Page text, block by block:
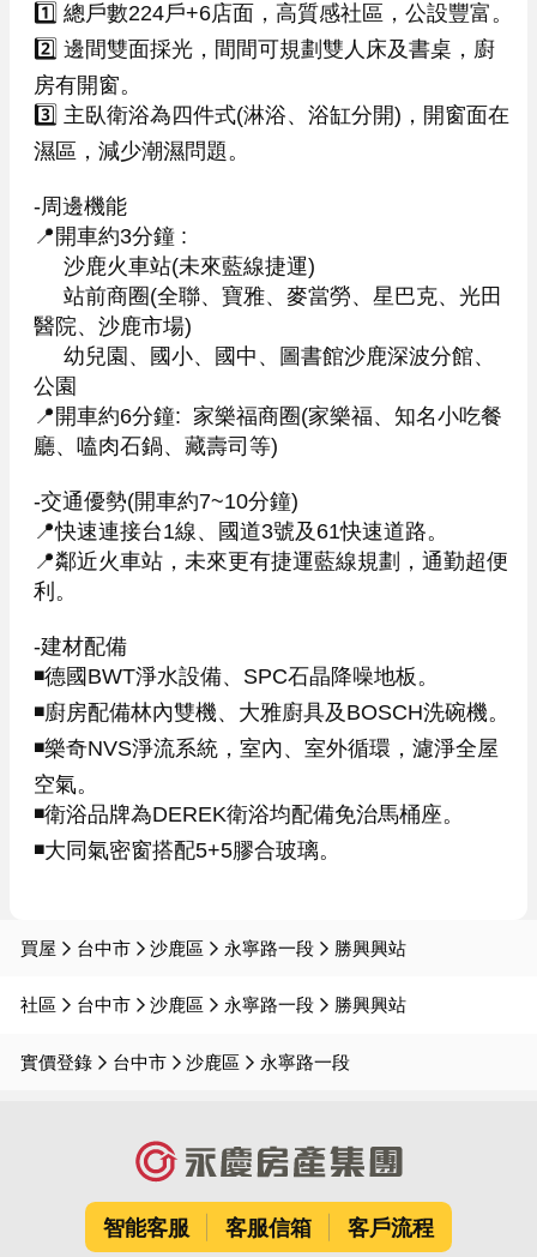
1️⃣ 總戶數224戶+6店面，高質感社區，公設豐富。
2️⃣ 邊間雙面採光，間間可規劃雙人床及書桌，廚
房有開窗。
3️⃣ 主臥衛浴為四件式(淋浴、浴缸分開)，開窗面在
濕區，減少潮濕問題。
-周邊機能
📍開車約3分鐘 :
沙鹿火車站(未來藍線捷運)
站前商圈(全聯、寶雅、麥當勞、星巴克、光田
醫院、沙鹿市場)
幼兒園、國小、國中、圖書館沙鹿深波分館、
公園
📍開車約6分鐘:  家樂福商圈(家樂福、知名小吃餐
廳、嗑肉石鍋、藏壽司等)
-交通優勢(開車約7~10分鐘)
📍快速連接台1線、國道3號及61快速道路。
📍鄰近火車站，未來更有捷運藍線規劃，通勤超便
利。
-建材配備
◾德國BWT淨水設備、SPC石晶降噪地板。
◾廚房配備林內雙機、大雅廚具及BOSCH洗碗機。
◾樂奇NVS淨流系統，室內、室外循環，濾淨全屋
空氣。
◾衛浴品牌為DEREK衛浴均配備免治馬桶座。
◾大同氣密窗搭配5+5膠合玻璃。
買屋 台中市 沙鹿區 永寧路一段 勝興興站
社區 台中市 沙鹿區 永寧路一段 勝興興站
實價登錄 台中市 沙鹿區 永寧路一段
智能客服 客服信箱 客戶流程